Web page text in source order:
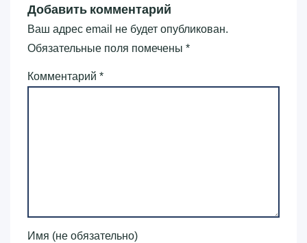
Добавить комментарий
Ваш адрес email не будет опубликован.
Обязательные поля помечены *
Комментарий *
Имя (не обязательно)